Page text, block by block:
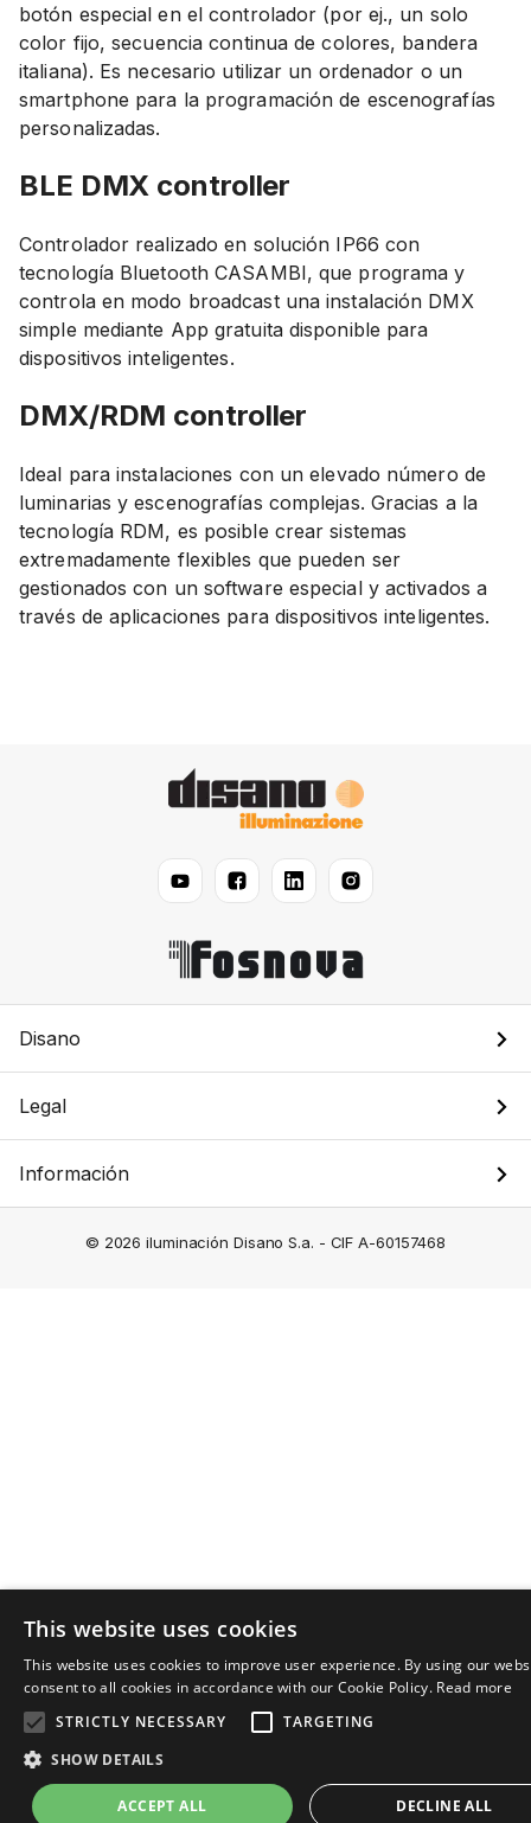
botón especial en el controlador (por ej., un solo
color fijo, secuencia continua de colores, bandera
italiana). Es necesario utilizar un ordenador o un
smartphone para la programación de escenografías
personalizadas.
BLE DMX controller
Controlador realizado en solución IP66 con
tecnología Bluetooth CASAMBI, que programa y
controla en modo broadcast una instalación DMX
simple mediante App gratuita disponible para
dispositivos inteligentes.
DMX/RDM controller
Ideal para instalaciones con un elevado número de
luminarias y escenografías complejas. Gracias a la
tecnología RDM, es posible crear sistemas
extremadamente flexibles que pueden ser
gestionados con un software especial y activados a
través de aplicaciones para dispositivos inteligentes.
Disano
Legal
Información
© 2026 iluminación Disano S.a. - CIF A-60157468
This website uses cookies
This website uses cookies to improve user experience. By using our
consent to all cookies in accordance with our Cookie Policy. Read more
STRICTLY NECESSARY
TARGETING
SHOW DETAILS
ACCEPT ALL DECLINE ALL